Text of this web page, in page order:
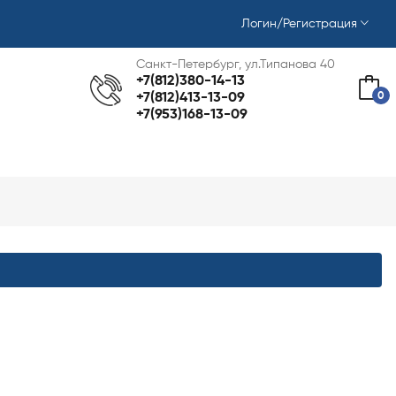
Логин/Регистрация
Санкт-Петербург, ул.Типанова 40
+7(812)380-14-13
+7(812)413-13-09
+7(953)168-13-09
0